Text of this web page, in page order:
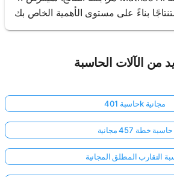
من الآلات الحاسبة
حاسبة 401k مجانية
حاسبة خطة 457 مجانية
التقارب المطلق المجانية